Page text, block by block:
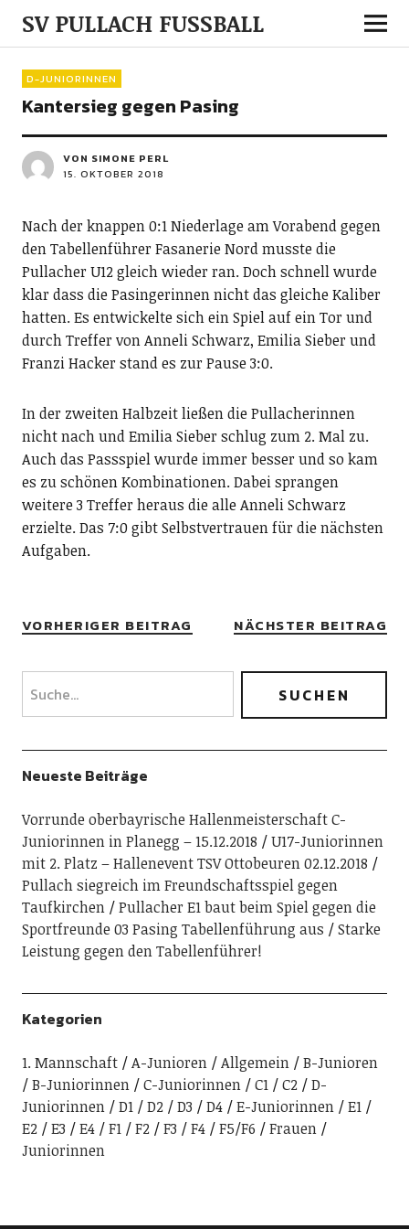
SV PULLACH FUSSBALL
D-JUNIORINNEN
Kantersieg gegen Pasing
VON SIMONE PERL
15. OKTOBER 2018
Nach der knappen 0:1 Niederlage am Vorabend gegen
den Tabellenführer Fasanerie Nord musste die
Pullacher U12 gleich wieder ran. Doch schnell wurde
klar dass die Pasingerinnen nicht das gleiche Kaliber
hatten. Es entwickelte sich ein Spiel auf ein Tor und
durch Treffer von Anneli Schwarz, Emilia Sieber und
Franzi Hacker stand es zur Pause 3:0.
In der zweiten Halbzeit ließen die Pullacherinnen
nicht nach und Emilia Sieber schlug zum 2. Mal zu.
Auch das Passspiel wurde immer besser und so kam
es zu schönen Kombinationen. Dabei sprangen
weitere 3 Treffer heraus die alle Anneli Schwarz
erzielte. Das 7:0 gibt Selbstvertrauen für die nächsten
Aufgaben.
VORHERIGER BEITRAG NÄCHSTER BEITRAG
Neueste Beiträge
Vorrunde oberbayrische Hallenmeisterschaft C-
Juniorinnen in Planegg – 15.12.2018
U17-Juniorinnen
mit 2. Platz – Hallenevent TSV Ottobeuren 02.12.2018
Pullach siegreich im Freundschaftsspiel gegen
Taufkirchen
Pullacher E1 baut beim Spiel gegen die
Sportfreunde 03 Pasing Tabellenführung aus
Starke
Leistung gegen den Tabellenführer!
Kategorien
1. Mannschaft A-Junioren Allgemein
B-Junioren
B-Juniorinnen
C-Juniorinnen C1 C2
D-
Juniorinnen
D1 D2 D3 D4 E-Juniorinnen
E1
E2
E3 E4 F1 F2 F3 F4 F5/F6
Frauen
Juniorinnen